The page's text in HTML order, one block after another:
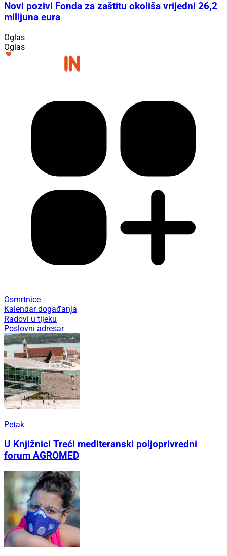
Novi pozivi Fonda za zaštitu okoliša vrijedni 26,2
milijuna eura
Oglas
Oglas
Osmrtnice
Kalendar događanja
Radovi u tijeku
Poslovni adresar
Petak
U Knjižnici Treći mediteranski poljoprivredni
forum AGROMED